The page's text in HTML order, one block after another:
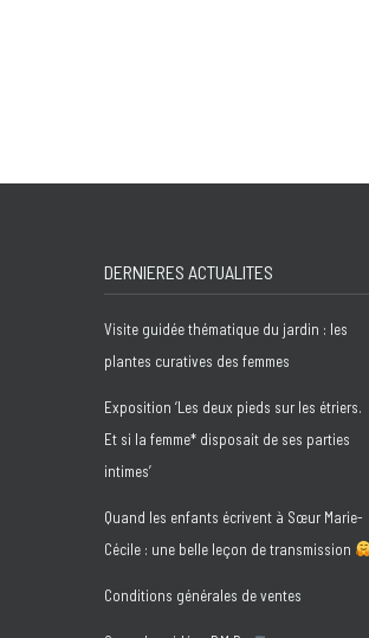
DERNIERES ACTUALITES
Visite guidée thématique du jardin : les
plantes curatives des femmes
Exposition ‘Les deux pieds sur les étriers.
Et si la femme* disposait de ses parties
intimes’
Quand les enfants écrivent à Sœur Marie-
Cécile : une belle leçon de transmission
Conditions générales de ventes